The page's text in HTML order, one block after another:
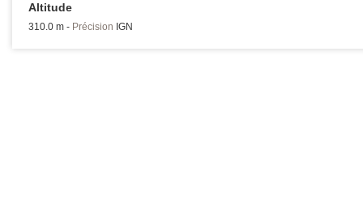
Altitude
310.0 m - Précision IGN